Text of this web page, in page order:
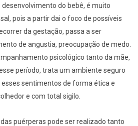
do bebê, é muito
pois a partir dai o foco de possíveis
da gestação, passa a ser
de angustia, preocupação de medo.
psicológico tanto da mãe,
período, trata um ambiente seguro
sentimentos de forma ética e
e com total sigilo.
puérperas pode ser realizado tanto